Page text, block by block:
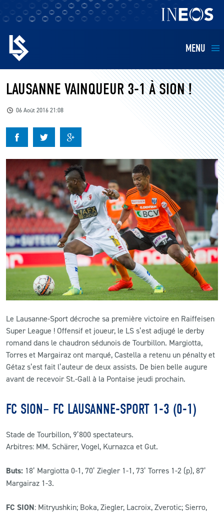
MENU
EQUIPES
BILLETTERIE
FANS
KIDS
BUSINESS
RESTAURATION
CLUB
CONTACT
ACTUALITÉS
LS E-SHOP
L’APP DU LS
LS ACADEMY CAMPS
PRESSE ET MEDIAS
LAUSANNE VAINQUEUR 3-1 À SION !
06 Août 2016 21:08
Le Lausanne-Sport décroche sa première victoire en Raiffeisen
Super League ! Offensif et joueur, le LS s’est adjugé le derby
romand dans le chaudron sédunois de Tourbillon. Margiotta,
Torres et Margairaz ont marqué, Castella a retenu un pénalty et
Gétaz s’est fait l’auteur de deux assists. De bien belle augure
avant de recevoir St.-Gall à la Pontaise jeudi prochain.
FC SION– FC LAUSANNE-SPORT 1-3 (0-1)
Stade de Tourbillon, 9’800 spectateurs.
Arbitres: MM. Schärer, Vogel, Kurnazca et Gut.
Buts: 18’ Margiotta 0-1, 70’ Ziegler 1-1, 73’ Torres 1-2 (p), 87’
Margairaz 1-3.
FC SION: Mitryushkin; Boka, Ziegler, Lacroix, Zverotic; Sierro,